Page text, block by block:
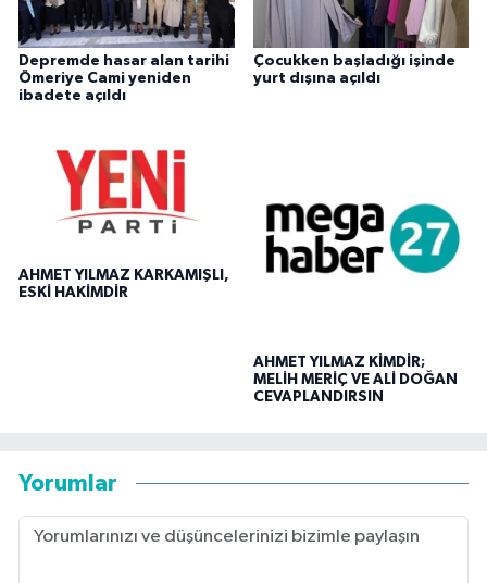
Depremde hasar alan tarihi
Ömeriye Cami yeniden
ibadete açıldı
Çocukken başladığı işinde
yurt dışına açıldı
AHMET YILMAZ KARKAMIŞLI,
ESKİ HAKİMDİR
AHMET YILMAZ KİMDİR;
MELİH MERİÇ VE ALİ DOĞAN
CEVAPLANDIRSIN
Yorumlar